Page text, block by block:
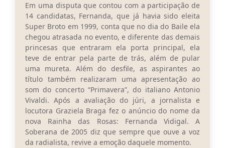
Em uma disputa que contou com a participação de
14 candidatas, Fernanda, que já havia sido eleita
Super Broto em 1999, conta que no dia do Baile ela
chegou atrasada no evento, e diferente das demais
princesas que entraram ela porta principal, ela
teve de entrar pela parte de trás, além de pular
uma mureta. Além do desfile, as aspirantes ao
título também realizaram uma apresentação ao
som do concerto “Primavera”, do italiano Antonio
Vivaldi. Após a avaliação do júri, a jornalista e
locutora Graziela Braga fez o anúncio do nome da
nova Rainha das Rosas: Fernanda Vidigal. A
Soberana de 2005 diz que sempre que ouve a voz
da radialista, revive a emoção daquele momento.